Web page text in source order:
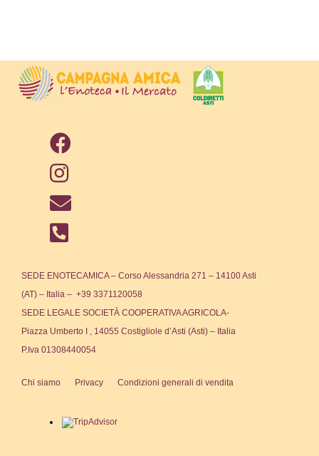
SEDE ENOTECAMICA – Corso Alessandria 271 – 14100 Asti
(AT) – Italia – +39 3371120058
SEDE LEGALE SOCIETÀ COOPERATIVA AGRICOLA-
Piazza Umberto I , 14055 Costigliole d’Asti (Asti) – Italia
P.Iva 01308440054
Chi siamo Privacy Condizioni generali di vendita